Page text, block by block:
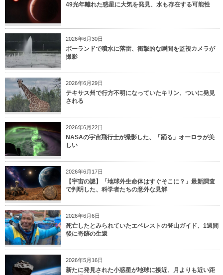
49光年離れた惑星に大気を発見、水も存在する可能性
2026年6月30日
ポーランドで噴水に落雷、衝撃的な瞬間を監視カメラが
撮影
2026年6月29日
テキサス州で行方不明になっていたキリン、ついに発見
される
2026年6月22日
NASAの宇宙飛行士が撮影した、「踊る」オーロラが美
しい
2026年6月17日
【宇宙の謎】「地球外生命体はすぐそこに？」最新調査
で判明した、科学者たちの意外な見解
2026年6月6日
死亡したとみられていたエベレストの登山ガイド、1週間
後に奇跡の生還
2026年5月16日
新たに発見された小惑星が地球に接近、月よりも近い距